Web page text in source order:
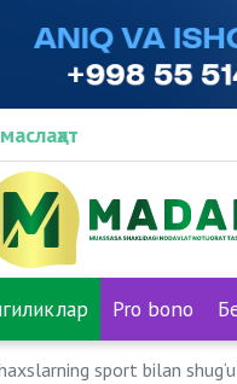
Pro bono
sport bilan